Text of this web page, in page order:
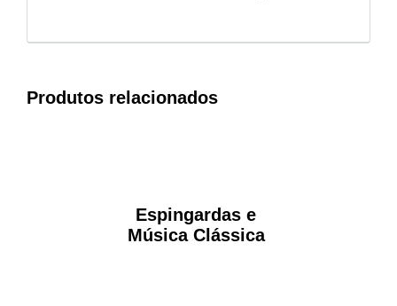
Produtos relacionados
Espingardas e
Música Clássica